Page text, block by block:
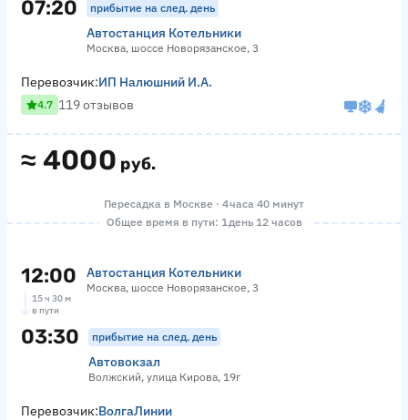
07:20 прибытие на след. день
Автостанция Котельники
Москва, шоссе Новорязанское, 3
≈ 4000 руб.
Перевозчик:ИП Налюшний И.А.
4.7 119 отзывов
Пересадка в Москве · 4 часа 40 минут
Общее время в пути: 1 день 12 часов
12:00 Автостанция Котельники
Москва, шоссе Новорязанское, 3
15 ч 30 м
в пути
03:30 прибытие на след. день
Автовокзал
Волжский, улица Кирова, 19г
Перевозчик:ВолгаЛинии